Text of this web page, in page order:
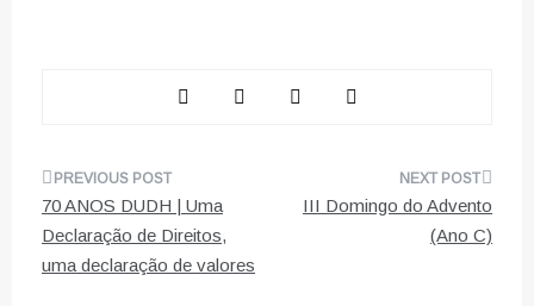
Navegação
de
artigos
70 ANOS DUDH | Uma
Declaração de Direitos,
uma declaração de valores
III Domingo do Advento
(Ano C)